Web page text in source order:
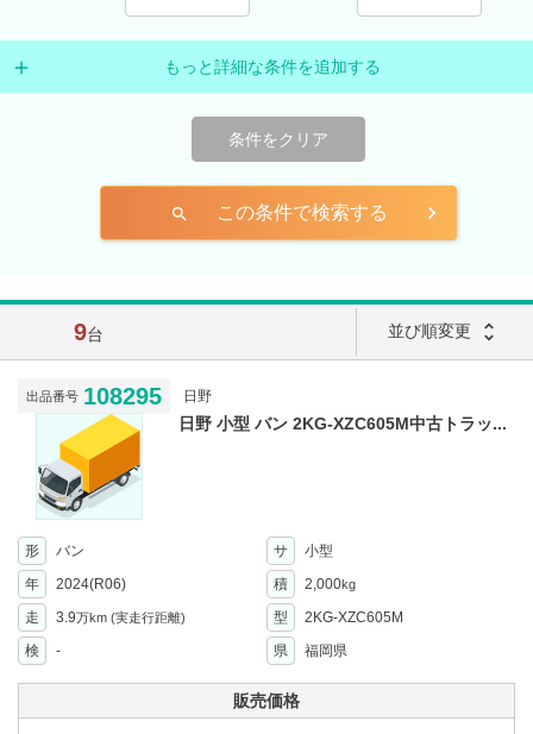
もっと詳細な条件を追加する
条件をクリア
search この条件で検索する
9台 並び順変更 unfold_more
出品番号 108295 日野
日野 小型 バン 2KG-XZC605M中古トラッ...
形 バン サ
小型
年
2024(R06) 積 2,000kg
走 3.9万km (実走行距離) 型
2KG-XZC605M
検
- 県 福岡県
販売価格